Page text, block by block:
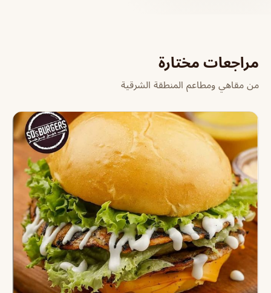
مراجعات مختارة
من مقاهي ومطاعم المنطقة الشرقية